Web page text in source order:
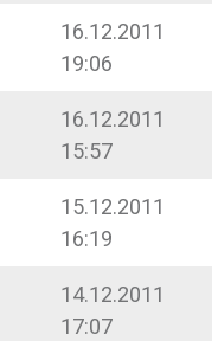
16.12.2011
19:06
16.12.2011
15:57
15.12.2011
16:19
14.12.2011
17:07